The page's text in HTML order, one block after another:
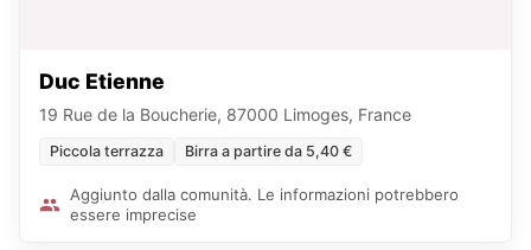
Duc Etienne
19 Rue de la Boucherie, 87000 Limoges, France
Piccola terrazza Birra a partire da 5,40 €
Aggiunto dalla comunità. Le informazioni potrebbero
essere imprecise